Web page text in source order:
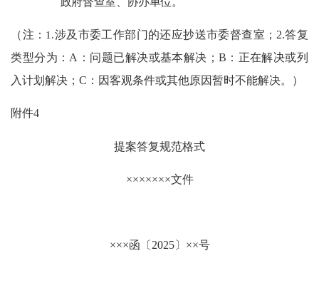
（注： 1.涉及市委工作部门的还应抄送市委督查室； 2.答复
类型分为： A ：问题已解决或基本解决； B ：正在解决或列
入计划解决；C ：因客观条件或其他原因暂时不能解决。）
附件4
提案答复规范格式
×××××××文件
×××函〔 2025〕 ××号